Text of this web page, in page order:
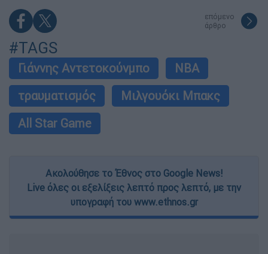
επόμενο
άρθρο
#TAGS
Γιάννης Αντετοκούνμπο
NBA
τραυματισμός
Μιλγουόκι Μπακς
All Star Game
Ακολούθησε το Έθνος στο Google News!
Live όλες οι εξελίξεις λεπτό προς λεπτό, με την
υπογραφή του www.ethnos.gr